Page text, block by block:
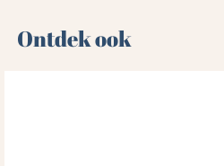
Ontdek ook 🌻